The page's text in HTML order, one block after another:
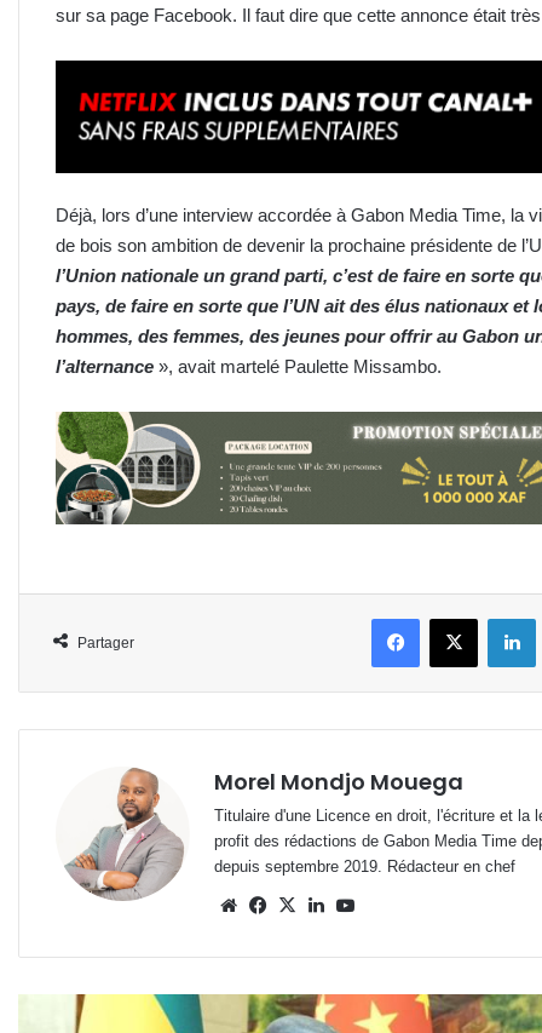
sur sa page Facebook. Il faut dire que cette annonce était
Déjà, lors d’une interview accordée à Gabon Media Time, la
de bois son ambition de devenir la prochaine présidente de
l’Union nationale un grand parti, c’est de faire en sorte
pays, de faire en sorte que l’UN ait des élus nationaux
hommes, des femmes, des jeunes pour offrir au Gabon
l’alternance », avait martelé Paulette Missambo.
Partager
FacebookX
Morel Mondjo Mouega
Titulaire d'une Licence en droit, l'écriture et la
profit des rédactions de Gabon Media Time
depuis septembre 2019. Rédacteur en chef
WebsiteFacebook
X Linkedin